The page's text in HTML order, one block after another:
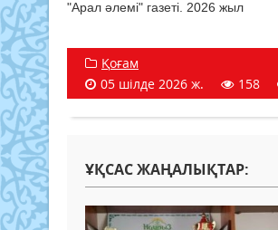
"Арал әлемі" газеті. 2026 жыл
Қоғам
05 шілде 2026 ж.
158
ҰҚСАС ЖАҢАЛЫҚТАР: